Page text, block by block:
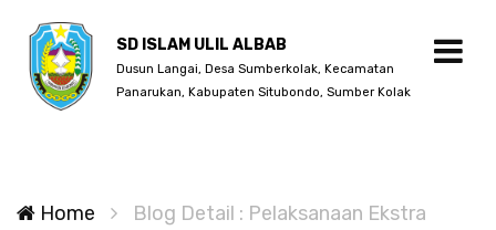
SD ISLAM ULIL ALBAB
Dusun Langai, Desa Sumberkolak, Kecamatan
Panarukan, Kabupaten Situbondo, Sumber Kolak
Home
Blog Detail : Pelaksanaan Ekstra